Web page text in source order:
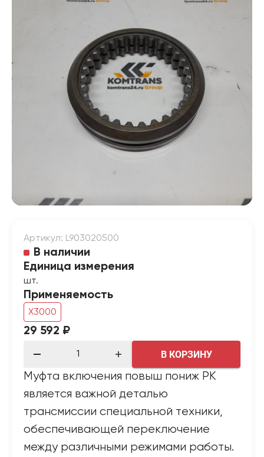
Артикул: L903020500
В наличии
Единица измерения
шт.
Применяемость
X3000
29 592 ₽
В КОРЗИНУ
Муфта включения повыш пониж РК
является важной деталью
трансмиссии специальной техники,
обеспечивающей переключение
между различными режимами работы.